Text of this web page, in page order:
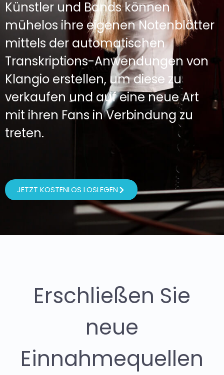
Künstler und Bands können
mühelos ihre eigenen Notenblätter
mittels der automatischen
Transkriptions-Anwendungen von
Klangio erstellen, um diese zu
verkaufen und auf eine neue Art
mit ihren Fans in Verbindung zu
treten.
JETZT KOSTENLOS LOSLEGEN
Erschließen Sie
neue
Einnahmequellen